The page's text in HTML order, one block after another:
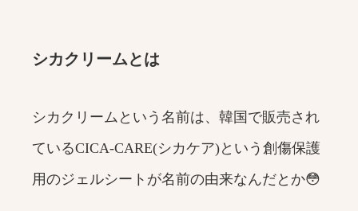
シカクリームとは
シカクリームという名前は、韓国で販売され
ているCICA-CARE(シカケア)という創傷保護
用のジェルシートが名前の由来なんだとか😳